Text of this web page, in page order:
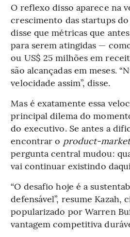
O reflexo disso aparece na
crescimento das startups
disse que métricas que
para serem atingidas —
ou US$ 25 milhões em
são alcançadas em meses.
velocidade assim”, disse.
Mas é exatamente essa
principal dilema do
do executivo. Se antes a
encontrar o product-
pergunta central mudou:
vai continuar existindo
“O desafio hoje é a
defensável”, resume
popularizado por Warren
vantagem competitiva